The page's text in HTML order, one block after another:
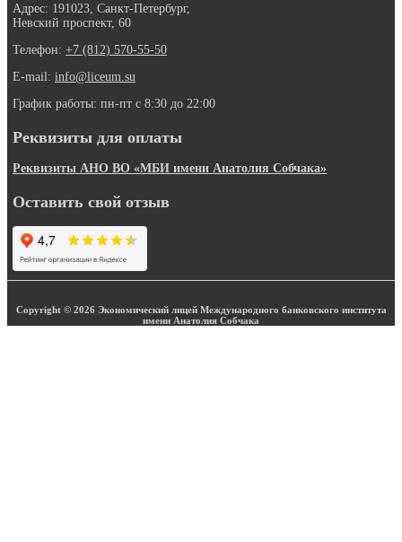
Адрес: 191023, Санкт-Петербург,
Невский проспект, 60
Телефон: +7 (812) 570-55-50
E-mail: info@liceum.su
График работы: пн-пт с 8:30 до 22:00
Реквизиты для оплаты
Реквизиты АНО ВО «МБИ имени Анатолия Собчака»
Оставить свой отзыв
Copyright © 2026 Экономический лицей Международного банковского института
имени Анатолия Собчака